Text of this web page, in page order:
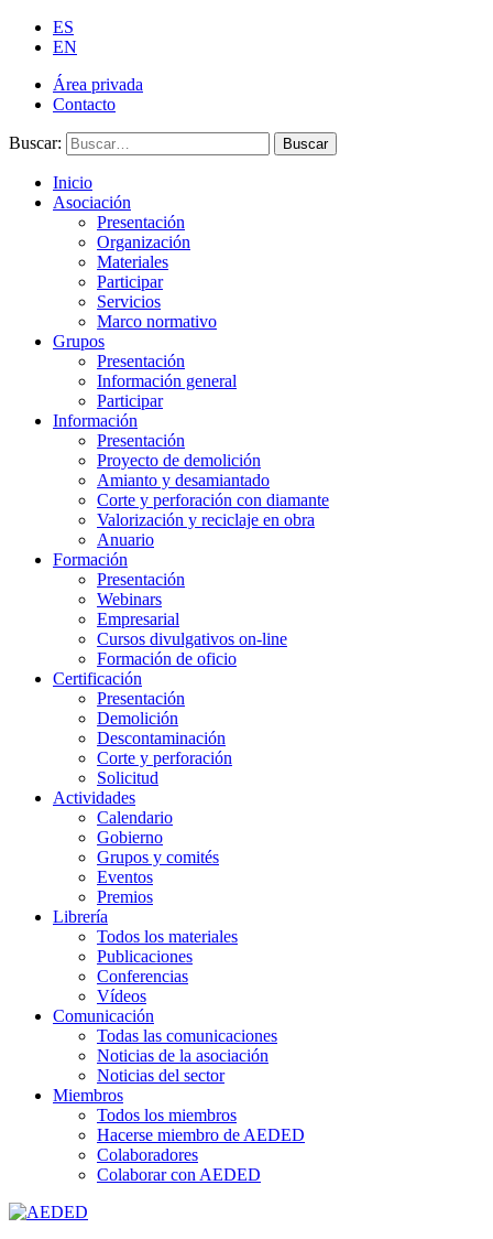
ES
EN
Área privada
Contacto
Buscar: Buscar
Inicio
Asociación
Presentación
Organización
Materiales
Participar
Servicios
Marco normativo
Grupos
Presentación
Información general
Participar
Información
Presentación
Proyecto de demolición
Amianto y desamiantado
Corte y perforación con diamante
Valorización y reciclaje en obra
Anuario
Formación
Presentación
Webinars
Empresarial
Cursos divulgativos on-line
Formación de oficio
Certificación
Presentación
Demolición
Descontaminación
Corte y perforación
Solicitud
Actividades
Calendario
Gobierno
Grupos y comités
Eventos
Premios
Librería
Todos los materiales
Publicaciones
Conferencias
Vídeos
Comunicación
Todas las comunicaciones
Noticias de la asociación
Noticias del sector
Miembros
Todos los miembros
Hacerse miembro de AEDED
Colaboradores
Colaborar con AEDED